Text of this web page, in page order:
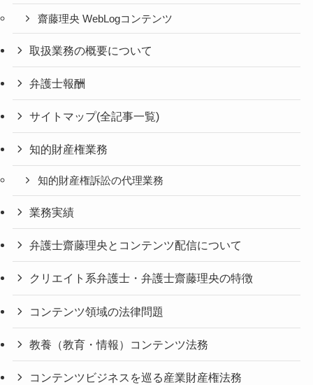
齋藤理央 WebLogコンテンツ
取扱業務の概要について
弁護士報酬
サイトマップ(全記事一覧)
知的財産権業務
知的財産権訴訟の代理業務
業務実績
弁護士齋藤理央とコンテンツ配信について
クリエイト系弁護士・弁護士齋藤理央の特徴
コンテンツ領域の法律問題
教養（教育・情報）コンテンツ法務
コンテンツビジネスを巡る産業財産権法務